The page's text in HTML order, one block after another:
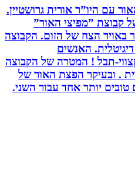
היו”ר אורית גרושטיין.
”מפיצי האור”
הצח של הזום. הקבוצה
האנשים
! המטרה של הקבוצה
הפצת האור של
יותר אחד עבור השני.